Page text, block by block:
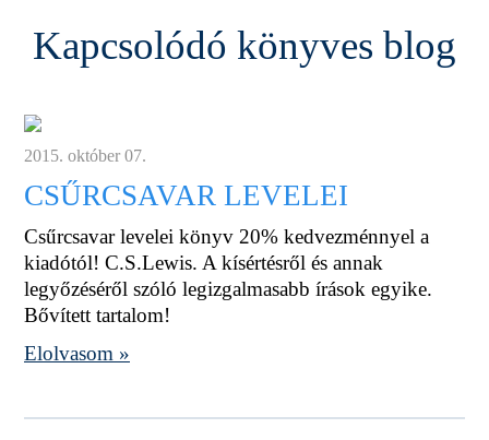
Kapcsolódó könyves blog
2015. október 07.
CSŰRCSAVAR LEVELEI
Csűrcsavar levelei könyv 20% kedvezménnyel a
kiadótól! C.S.Lewis. A kísértésről és annak
legyőzéséről szóló legizgalmasabb írások egyike.
Bővített tartalom!
Elolvasom »